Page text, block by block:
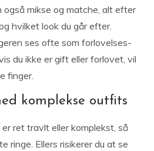
også mikse og matche, alt efter
hvilket look du går efter.
ses ofte som forlovelses-
du ikke er gift eller forlovet, vil
finger.
komplekse outfits
ret travlt eller komplekst, så
ringe. Ellers risikerer du at se